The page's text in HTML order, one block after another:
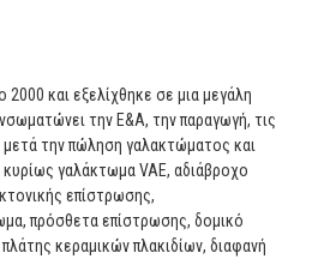
και εξελίχθηκε σε μια μεγάλη
την Ε&Α, την παραγωγή, τις
την πώληση γαλακτώματος και
κυρίως γαλάκτωμα VAE, αδιάβροχο
επίστρωσης,
πρόσθετα επίστρωσης, δομικό
κεραμικών πλακιδίων, διαφανή